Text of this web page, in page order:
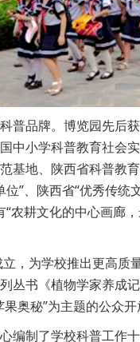
普品牌。博览园先后
中小学科普教育社
基地、陕西省科普教
”、陕西省“优秀传
耕文化的中心画廊
，为学校推出更高
丛书《植物学家养
奥秘”为主题的公众开
编制了学校科普工